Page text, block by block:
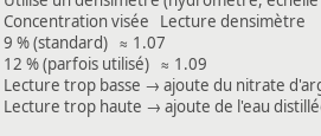
Concentration visée Lecture densimètre
9 % (standard) ≈ 1.07
12 % (parfois utilisé) ≈ 1.09
Lecture trop basse → ajoute du nitrate
Lecture trop haute → ajoute de l'eau